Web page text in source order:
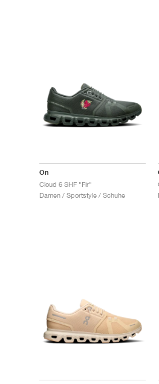
On
Cloud 6 SHF "Fir"
Damen / Sportstyle / Schuhe